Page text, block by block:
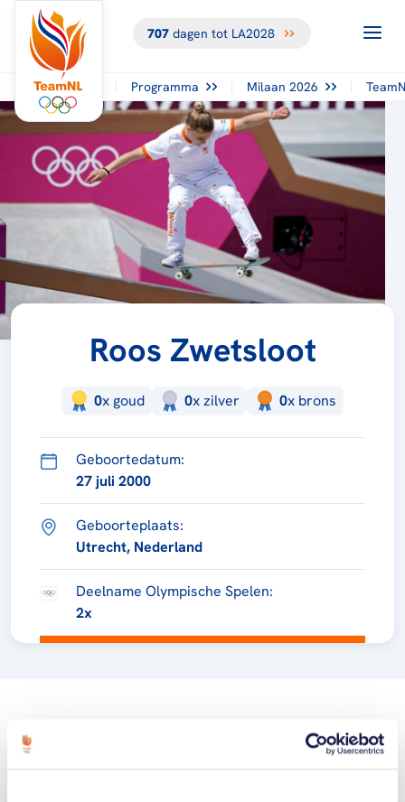
707dagen tot LA2028
Programma Milaan 2026
Roos Zwetsloot
0x goud 0xzilver 0x brons
Geboortedatum:
27 juli 2000
Geboorteplaats:
Utrecht, Nederland
Deelname Olympische Spelen:
2x